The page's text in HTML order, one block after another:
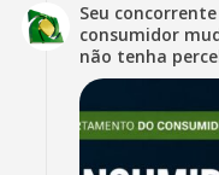
Seu
consumidor
não tenha